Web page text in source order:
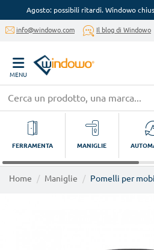
Agosto: possibili ritardi. Windowo
info@windowo.com Il blog di Windowo
MENU
FERRAMENTA MANIGLIE
Home Maniglie Pomelli per